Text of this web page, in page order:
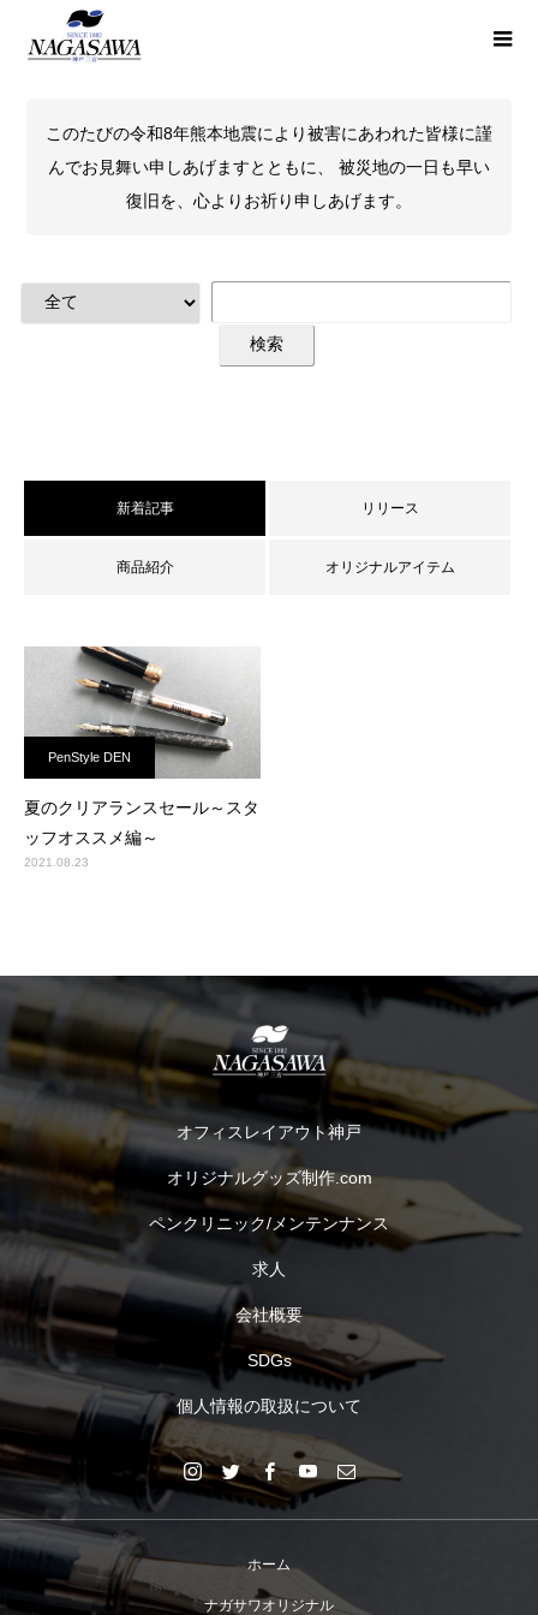
このたびの令和8年熊本地震により被害にあわれた皆様に謹
んでお見舞い申しあげますとともに、 被災地の一日も早い
復旧を、心よりお祈り申しあげます。
新着記事 リリース
商品紹介 オリジナルアイテム
PenStyle DEN
夏のクリアランスセール～スタ
ッフオススメ編～
2021.08.23
オフィスレイアウト神戸
オリジナルグッズ制作.com
ペンクリニック/メンテンナンス
求人
会社概要
SDGs
個人情報の取扱について
ホーム
ナガサワオリジナル